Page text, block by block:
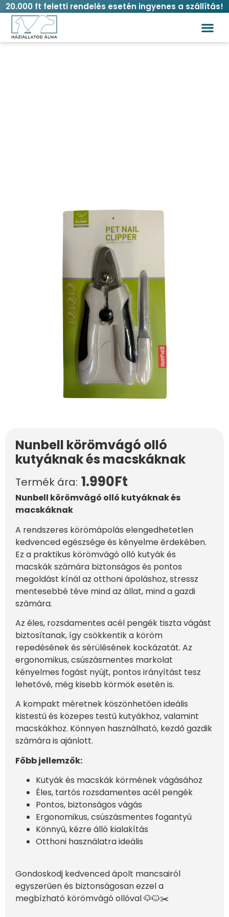
20.000 ft feletti rendelés esetén ingyenes a szállítás!
Nunbell körömvágó olló
kutyáknak és macskáknak
Termék ára: 1.990Ft
Nunbell körömvágó olló kutyáknak és
macskáknak
A rendszeres körömápolás elengedhetetlen
kedvenced egészsége és kényelme érdekében.
Ez a praktikus körömvágó olló kutyák és
macskák számára biztonságos és pontos
megoldást kínál az otthoni ápoláshoz, stressz
mentesebbé téve mind az állat, mind a gazdi
számára.
Az éles, rozsdamentes acél pengék tiszta vágást
biztosítanak, így csökkentik a köröm
repedésének és sérülésének kockázatát. Az
ergonomikus, csúszásmentes markolat
kényelmes fogást nyújt, pontos irányítást tesz
lehetővé, még kisebb körmök esetén is.
A kompakt méretnek köszönhetően ideális
kistestű és közepes testű kutyákhoz, valamint
macskákhoz. Könnyen használható, kezdő gazdik
számára is ajánlott.
Főbb jellemzők:
Kutyák és macskák körmének vágásához
Éles, tartós rozsdamentes acél pengék
Pontos, biztonságos vágás
Ergonomikus, csúszásmentes fogantyú
Könnyű, kézre álló kialakítás
Otthoni használatra ideális
Gondoskodj kedvenced ápolt mancsairól
egyszerűen és biztonságosan ezzel a
megbízható körömvágó ollóval 🐶🐱✂️